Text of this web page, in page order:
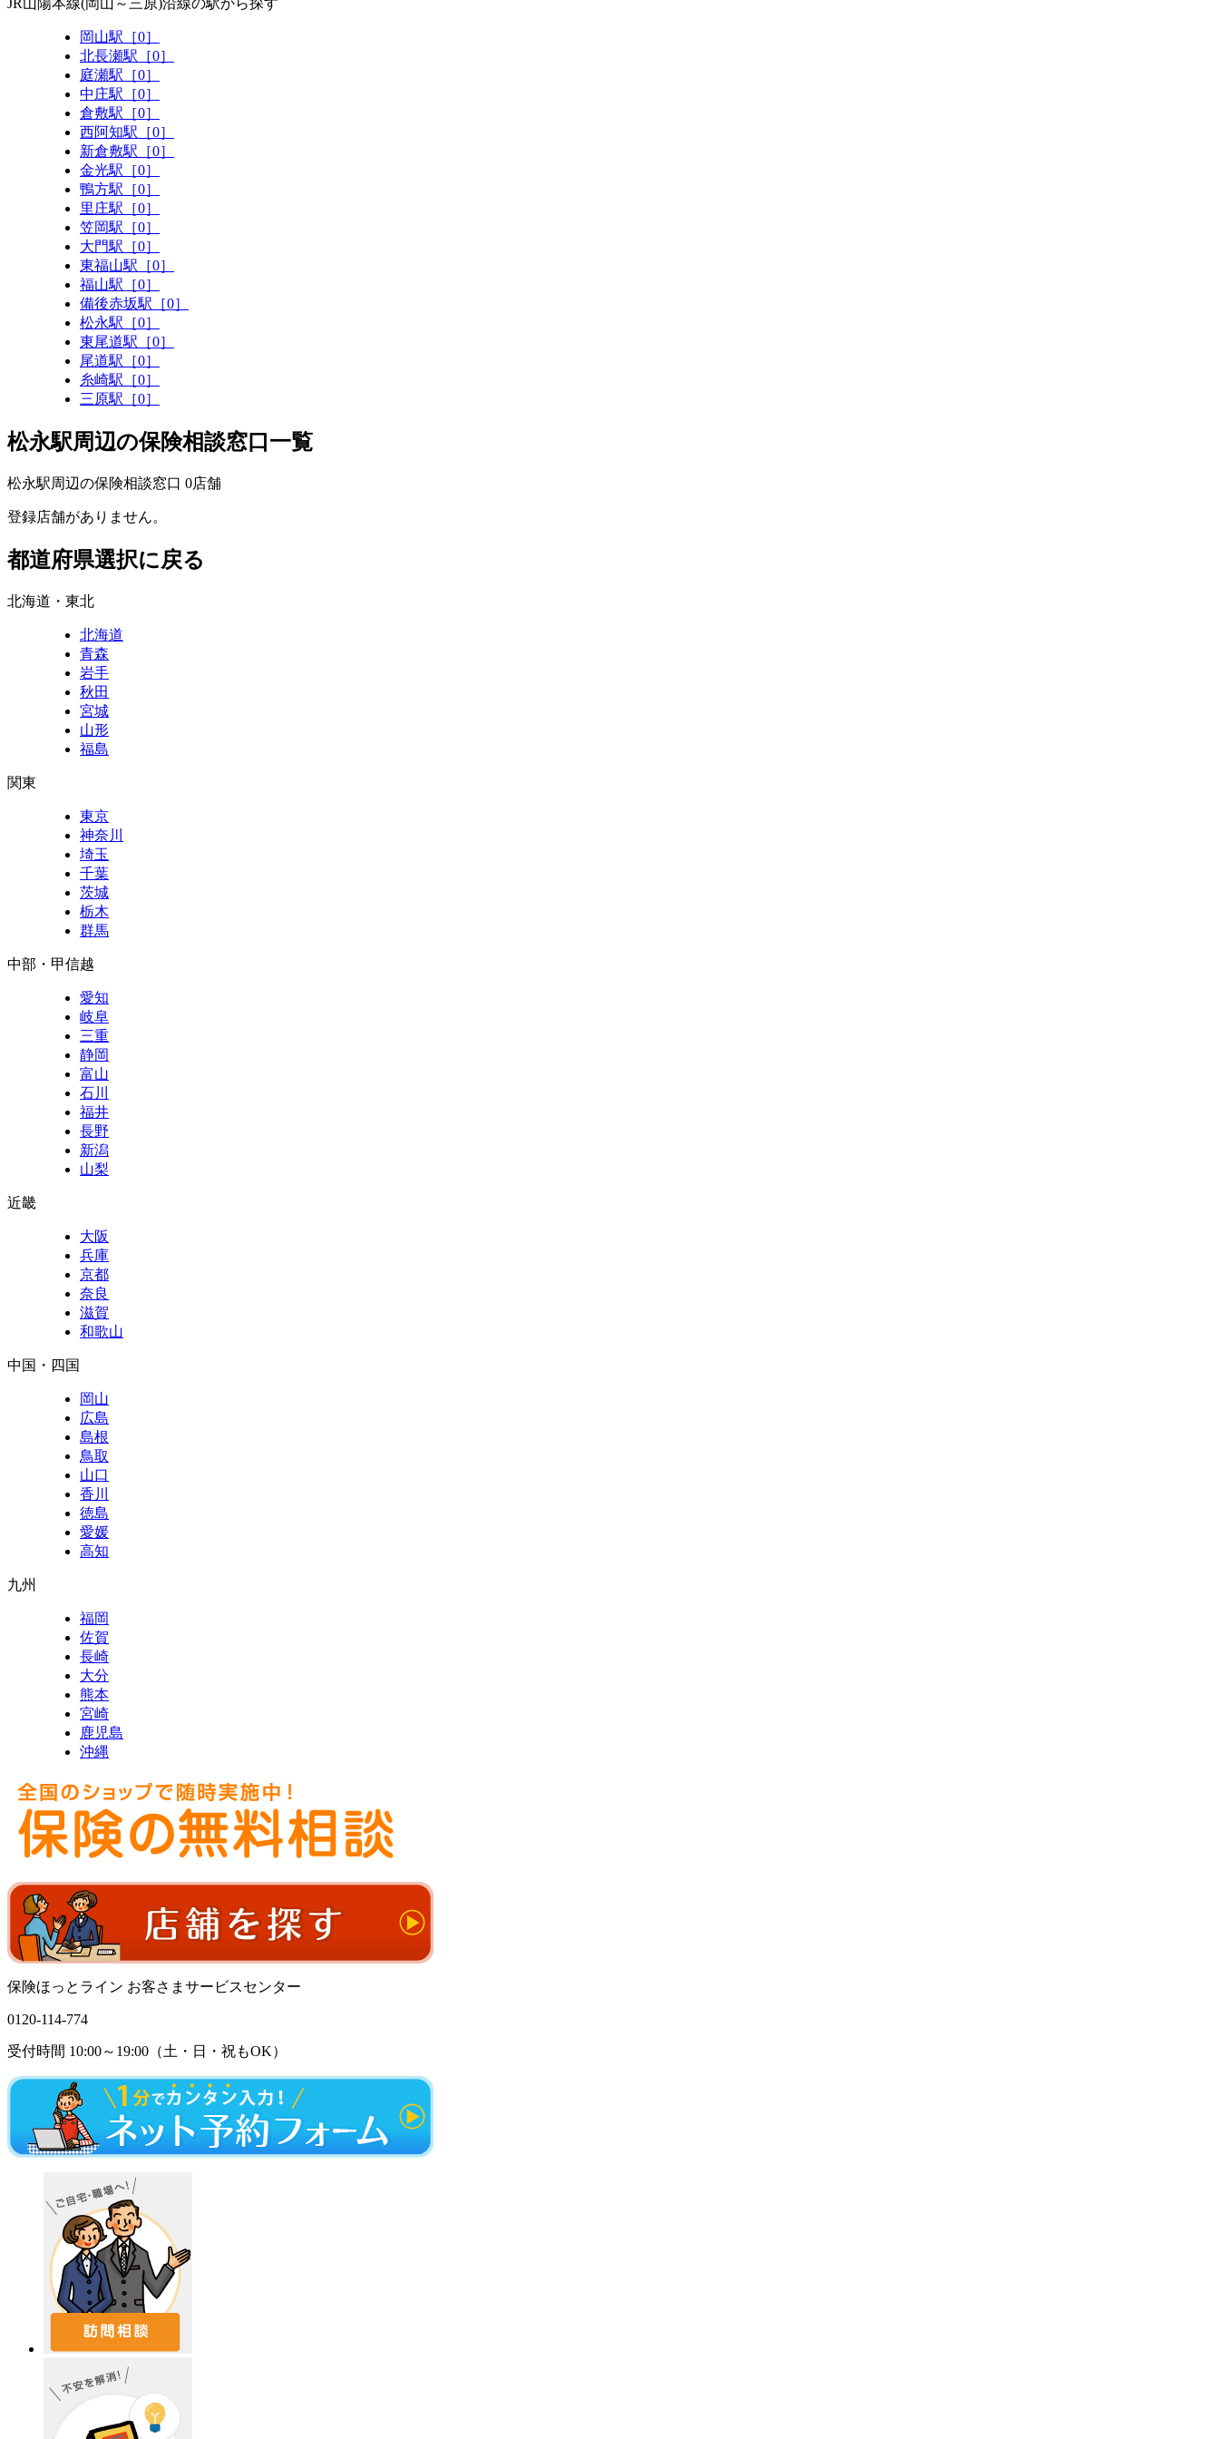
岡山駅［0］
北長瀬駅［0］
庭瀬駅［0］
中庄駅［0］
倉敷駅［0］
西阿知駅［0］
新倉敷駅［0］
金光駅［0］
鴨方駅［0］
里庄駅［0］
笠岡駅［0］
大門駅［0］
東福山駅［0］
福山駅［0］
備後赤坂駅［0］
松永駅［0］
東尾道駅［0］
尾道駅［0］
糸崎駅［0］
三原駅［0］
松永駅周辺の保険相談窓口一覧
松永駅周辺の保険相談窓口 0店舗
登録店舗がありません。
都道府県選択に戻る
北海道・東北
北海道
青森
岩手
秋田
宮城
山形
福島
関東
東京
神奈川
埼玉
千葉
茨城
栃木
群馬
中部・甲信越
愛知
岐阜
三重
静岡
富山
石川
福井
長野
新潟
山梨
近畿
大阪
兵庫
京都
奈良
滋賀
和歌山
中国・四国
岡山
広島
島根
鳥取
山口
香川
徳島
愛媛
高知
九州
福岡
佐賀
長崎
大分
熊本
宮崎
鹿児島
沖縄
保険ほっとライン お客さまサービスセンター
0120-114-774
受付時間 10:00～19:00（土・日・祝もOK）